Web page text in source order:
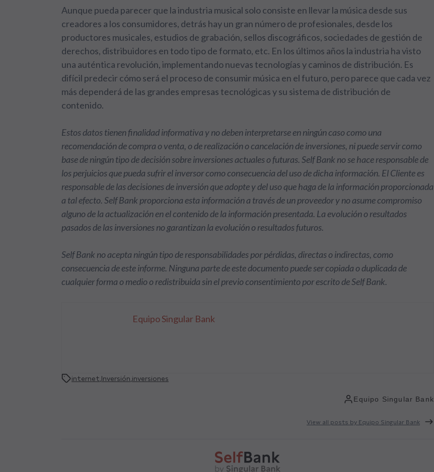
Aunque pueda parecer que la industria musical solo consiste en llevar la música desde sus
creadores a los consumidores, detrás hay un gran número de profesionales, desde los
productores musicales, estudios de grabación, sellos discográficos, sociedades de gestión de
derechos, distribuidores en todo tipo de formato, etc. En los últimos años la industria ha visto
una auténtica revolución, implementando nuevas tecnologías y caminos de distribución. Es
difícil predecir cómo será el proceso de consumir música en el futuro, pero parece que cada vez
más dependerá de las grandes empresas tecnológicas y su sistema de distribución de
contenido.
Estos datos tienen finalidad informativa y no deben interpretarse en ningún caso como una
recomendación de compra o venta, o de realización o cancelación de inversiones, ni puede servir como
base de ningún tipo de decisión sobre inversiones actuales o futuras. Self Bank no se hace responsable de
los perjuicios que pueda sufrir el inversor como consecuencia del uso de dicha información. El Cliente es
responsable de las decisiones de inversión que adopte y del uso que haga de la información proporcionada
a tal efecto. Self Bank proporciona esta información a través de un proveedor y no asume compromiso
alguno de la actualización en el contenido de la información presentada. La evolución o resultados
pasados de las inversiones no garantizan la evolución o resultados futuros.
Self Bank no acepta ningún tipo de responsabilidades por pérdidas, directas o indirectas, como
consecuencia de este informe. Ninguna parte de este documento puede ser copiada o duplicada de
cualquier forma o medio o redistribuida sin el previo consentimiento por escrito de Self Bank.
Equipo Singular Bank
internet Inversión inversiones
Equipo Singular Bank
View all posts by Equipo Singular Bank